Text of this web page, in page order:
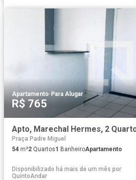
Apartamento·Para Alugar
R$ 765
Praça Padre Miguel
54 m²2 Quartos1 BanheiroApartamento
Disponibilizado há mais de um mês por
QuintoAndar